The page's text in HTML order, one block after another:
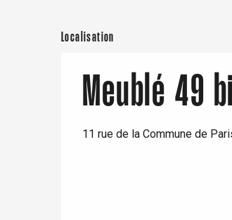
Localisation
Meublé 49
11 rue de la Commune de